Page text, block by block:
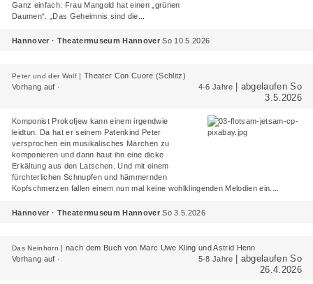
Ganz einfach: Frau Mangold hat einen „grünen
Daumen“. „Das Geheimnis sind die...
Hannover · Theatermuseum Hannover So 10.5.2026
Peter und der Wolf | Theater Con Cuore (Schlitz)
Vorhang auf ·
4-6 Jahre
| abgelaufen So
3.5.2026
Komponist Prokofjew kann einem irgendwie
leidtun. Da hat er seinem Patenkind Peter
versprochen ein musikalisches Märchen zu
komponieren und dann haut ihn eine dicke
Erkältung aus den Latschen. Und mit einem
fürchterlichen Schnupfen und hämmernden
Kopfschmerzen fallen einem nun mal keine wohlklingenden Melodien ein....
Hannover · Theatermuseum Hannover So 3.5.2026
Das Neinhorn | nach dem Buch von Marc Uwe Kling und Astrid Henn
Vorhang auf ·
5-8 Jahre
| abgelaufen So
26.4.2026